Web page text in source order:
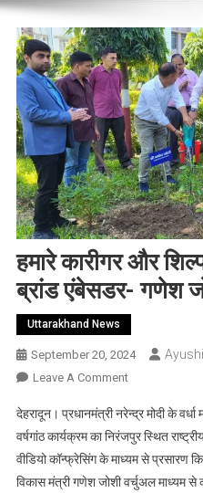
हमारे कारीगर और
ब्रांड एंबेसडर- गणेश
Uttarakhand News
September 20, 2024
Leave A CommentOn
कारीगर
और
शिल्पकार
भाई
देहरादून। प्रधानमंत्री नरेन्द्र मोदी के वर्धा
वर्षगांठ कार्यक्रम का निरंजपुर स्थित
वीडियो कॉन्फ्रेसिंग के माध्यम से प्रसारण
विकास मंत्री गणेश जोशी वर्चुअल माध्यम